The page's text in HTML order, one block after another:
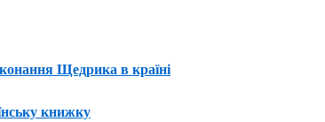
Щедрика в країні
книжку